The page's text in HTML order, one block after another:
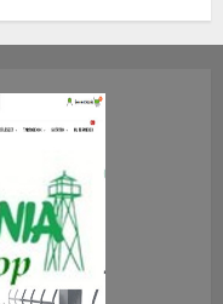
CSÜTÖRTÖK.
0